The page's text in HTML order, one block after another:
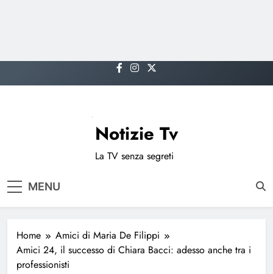
to
Notizie Tv
La TV senza segreti
MENU
Home
Amici di Maria De Filippi
Amici 24, il successo di Chiara Bacci: adesso anche tra i
professionisti